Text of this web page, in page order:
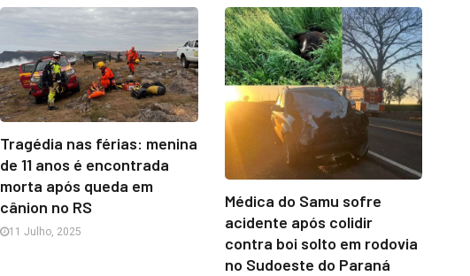
Tragédia nas férias: menina
de 11 anos é encontrada
morta após queda em
cânion no RS
11 Julho, 2025
Médica do Samu sofre
acidente após colidir
contra boi solto em rodovia
no Sudoeste do Paraná